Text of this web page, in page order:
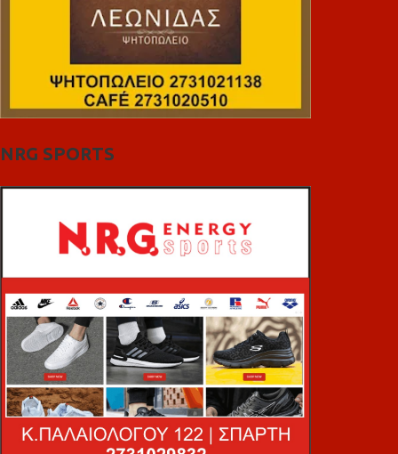
NRG SPORTS